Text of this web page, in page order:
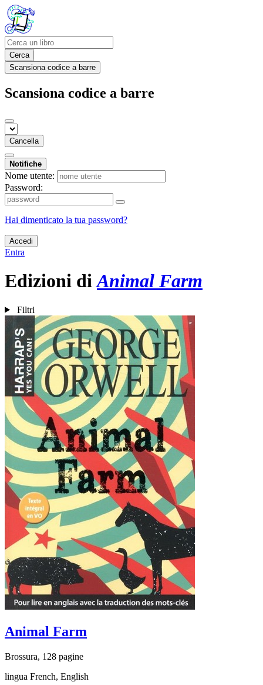
Cerca
Scansiona codice a barre
Scansiona codice a barre
Cancella
Notifiche
Nome utente:
Password:
Hai dimenticato la tua password?
Accedi
Entra
Edizioni diAnimal Farm
Filtri
Animal Farm
Brossura, 128 pagine
lingua French, English